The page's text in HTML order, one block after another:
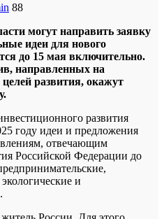
88
могут направить заявку
идеи для нового
до 15 мая включительно.
направленных на
развития, окажут
развития
году идеи и предложения
отвечающим
Российской Федерации до
и